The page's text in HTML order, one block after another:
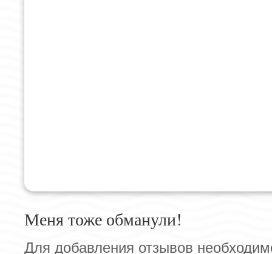
Меня тоже обманули!
Для добавления отзывов